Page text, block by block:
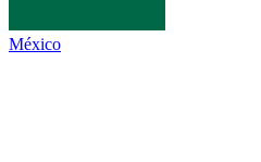
México